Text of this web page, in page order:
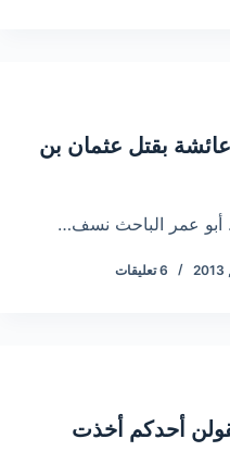
بقتل عثمان بن
أبو عمر الباحث نسف…
6 تعليقات
أحدكم أخذت